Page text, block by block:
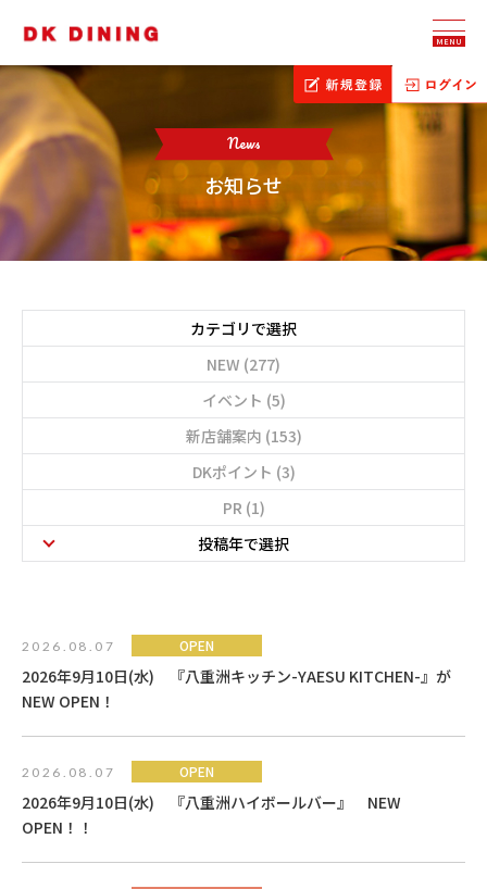
MENU
News
お知らせ
カテゴリで選択
NEW (277)
イベント (5)
新店舗案内 (153)
DKポイント (3)
PR (1)
投稿年で選択
2026.08.07 OPEN
2026年9月10日(水) 『八重洲キッチン-YAESU KITCHEN-』が
NEW OPEN！
2026.08.07 OPEN
2026年9月10日(水) 『八重洲ハイボールバー』 NEW
OPEN！！